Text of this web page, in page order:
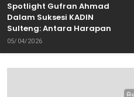
Spotlight Gufran Ahmad
Dalam Suksesi KADIN
Sulteng: Antara Harapan
dan Kebutuhan Perubahan
Oleh: Anshar Munir
05/04/2026